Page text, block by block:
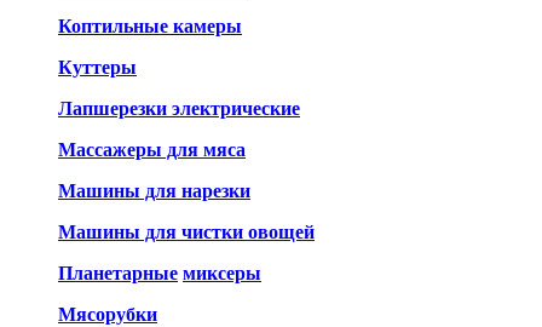
Коптильные камеры
Куттеры
Лапшерезки электрические
Массажеры для мяса
Машины для нарезки
Машины для чистки овощей
Планетарные миксеры
Мясорубки